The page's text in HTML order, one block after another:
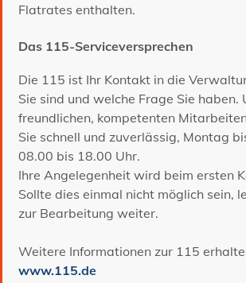
Flatrates enthalten.
Das 115-Serviceversprechen
Die 115 ist Ihr Kontakt in die
Sie sind und welche Frage Sie haben.
freundlichen, kompetenten
Sie schnell und zuverlässig, Montag
08.00 bis 18.00 Uhr.
Ihre Angelegenheit wird beim ersten
Sollte dies einmal nicht möglich sein,
zur Bearbeitung weiter.
Weitere Informationen zur 115
www.115.de